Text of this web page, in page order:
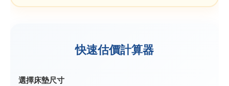
快速估價計算器
選擇床墊尺寸